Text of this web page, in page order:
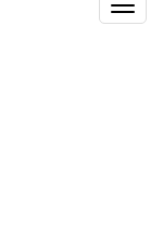
Toggle